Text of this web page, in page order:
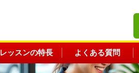
レッスンの特長 よくある質問